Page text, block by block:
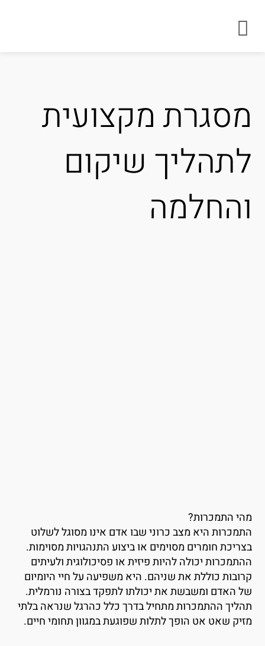
מקצועית
שיקום
התמכרות?
היא מצב כרוני שבו אדם אינו מסוגל לשלוט
חומרים מסוימים או ביצוע התנהגויות מסוימות.
יכולה להיות פיזית או פסיכולוגית ולעיתים
כוללת את שניהם. היא משפיעה על חיי היומיום
האדם ומשבשת את יכולתו לתפקד בצורה נורמלית.
ההתמכרות מתחיל בדרך כלל כהרגל שנראה בלתי
שאט אט הופך לתלות שפוגעת במגוון תחומי חיים.